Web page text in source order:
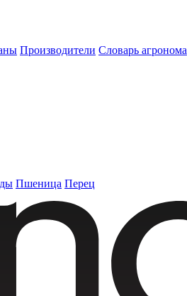
Производители Словарь агронома
Пшеница Перец